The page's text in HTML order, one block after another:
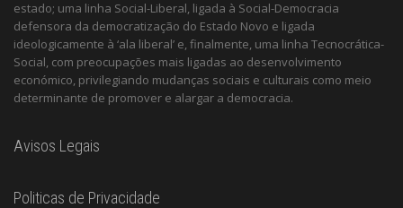
estado; uma linha Social-Liberal, ligada à Social-Democracia
defensora da democratização do Estado Novo e ligada
ideologicamente à ‘ala liberal’ e, finalmente, uma linha Tecnocrática-
Social, com preocupações mais ligadas ao desenvolvimento
económico, privilegiando mudanças sociais e culturais como meio
determinante de promover e alargar a democracia.
Avisos Legais
Politicas de Privacidade